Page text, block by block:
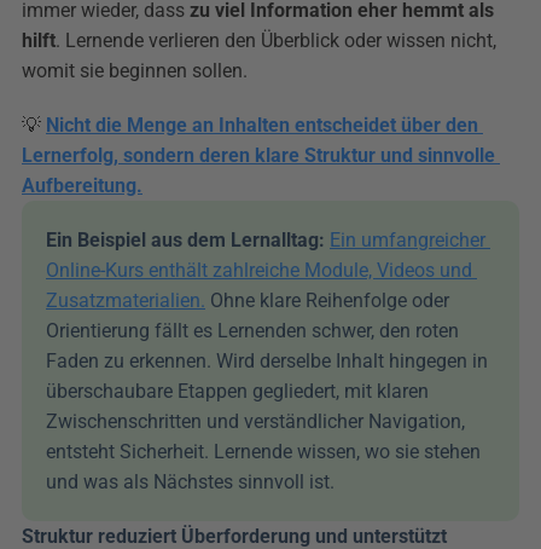
immer wieder, dass zu viel Information eher hemmt als
hilft. Lernende verlieren den Überblick oder wissen nicht,
womit sie beginnen sollen.
💡 Nicht die Menge an Inhalten entscheidet über den
Lernerfolg, sondern deren klare Struktur und sinnvolle
Aufbereitung.
Ein Beispiel aus dem Lernalltag: Ein umfangreicher
Online-Kurs enthält zahlreiche Module, Videos und
Zusatzmaterialien. Ohne klare Reihenfolge oder
Orientierung fällt es Lernenden schwer, den roten
Faden zu erkennen. Wird derselbe Inhalt hingegen in
überschaubare Etappen gegliedert, mit klaren
Zwischenschritten und verständlicher Navigation,
entsteht Sicherheit. Lernende wissen, wo sie stehen
und was als Nächstes sinnvoll ist.
Struktur reduziert Überforderung und unterstützt